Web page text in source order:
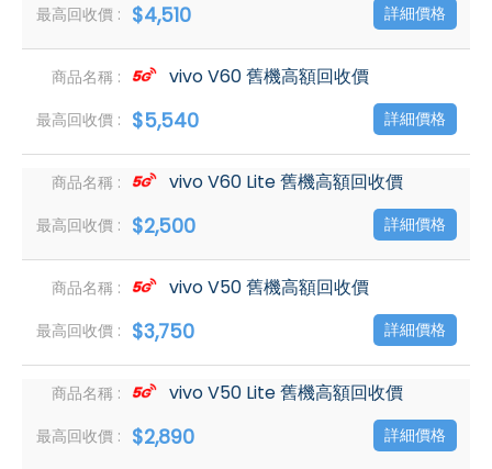
$4,510 詳細價格
vivo V60 舊機高額回收價
$5,540 詳細價格
vivo V60 Lite 舊機高額回收價
$2,500 詳細價格
vivo V50 舊機高額回收價
$3,750 詳細價格
vivo V50 Lite 舊機高額回收價
$2,890 詳細價格